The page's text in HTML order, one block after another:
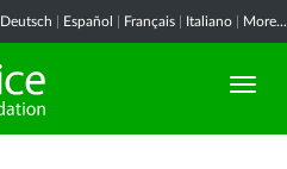
Deutsch Español Français Italiano More...